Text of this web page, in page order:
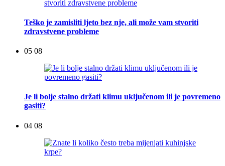
Teško je zamisliti ljeto bez nje, ali može vam stvoriti
zdravstvene probleme
05 08
Je li bolje stalno držati klimu uključenom ili je povremeno
gasiti?
04 08